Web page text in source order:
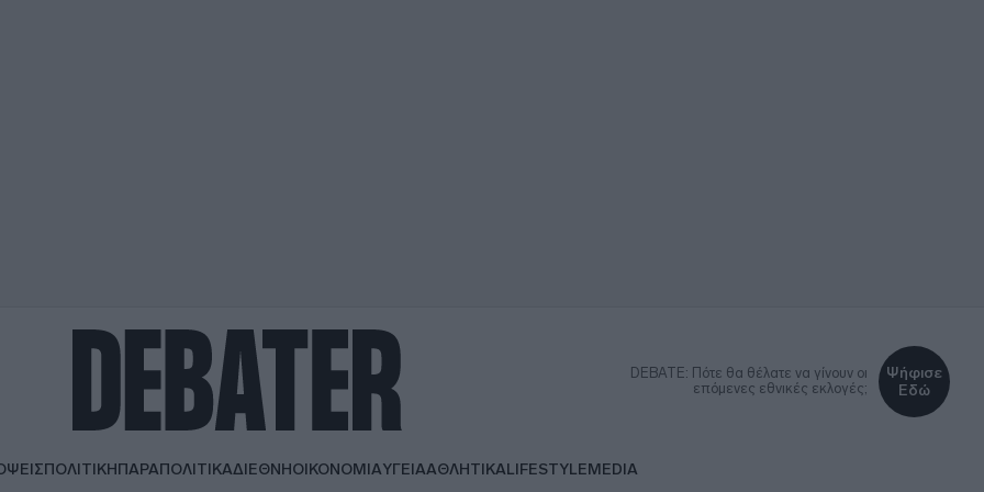
DEBATE: Πότε θα θέλατε να γίνουν οι
επόμενες εθνικές εκλογές;
Ψήφισε
Εδώ
ΠΟΛΙΤΙΚΗΠΑΡΑΠΟΛΙΤΙΚΑΔΙΕΘΝΗΟΙΚΟΝΟΜΙΑΥΓΕΙΑΑΘΛΗΤΙΚΑLIFESTYLEMEDIA